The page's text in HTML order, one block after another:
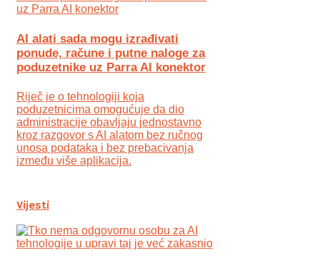
AI alati sada mogu izrađivati
ponude, račune i putne naloge za
poduzetnike uz Parra AI konektor
Riječ je o tehnologiji koja
poduzetnicima omogućuje da dio
administracije obavljaju jednostavno
kroz razgovor s AI alatom bez ručnog
unosa podataka i bez prebacivanja
između više aplikacija.
Vijesti